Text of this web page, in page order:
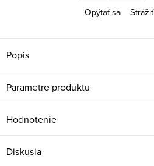
Opýtať sa
Strážiť
Popis
Parametre produktu
Hodnotenie
Diskusia